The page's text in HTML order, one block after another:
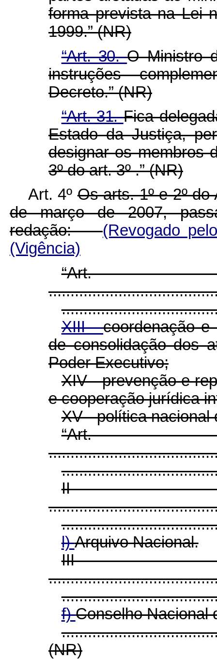
forma prevista na Lei
1999.” (NR)
“Art. 30.O Ministro
instruções
Decreto.” (NR)
“Art. 31.Fica
Estado da Justiça,
designar os membros
3º do art. 3º .” (NR)
Art. 4ºOs arts. 1º e 2º
de março de 2007,
redação:(Revogado
(Vigência)
XIII -coordenação e
de consolidação dos
Poder Executivo;
XIV - prevenção e
e cooperação jurídica
XV - política nacional
l)Arquivo Nacional.
f)Conselho Nacional
(NR)